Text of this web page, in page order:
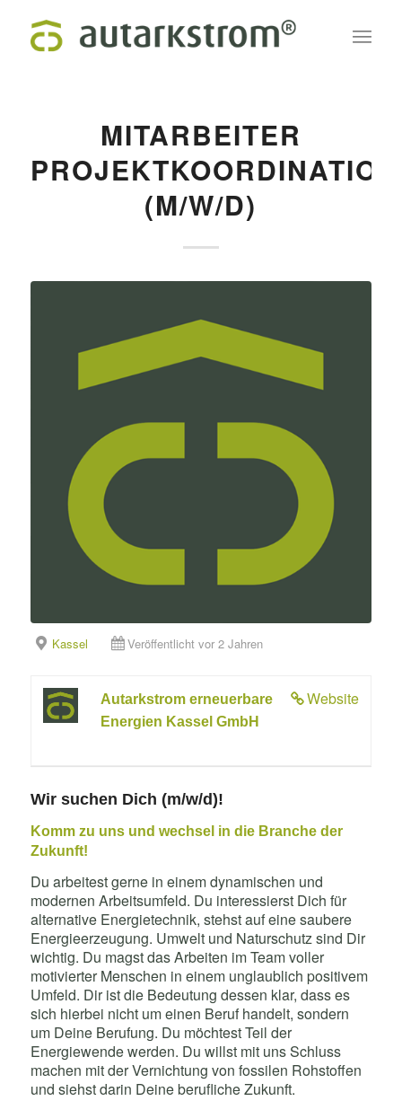
MITARBEITER
PROJEKTKOORDINATION
(M/W/D)
Kassel Veröffentlicht vor 2 Jahren
Website
Autarkstrom erneuerbare
Energien Kassel GmbH
Wir suchen Dich (m/w/d)!
Komm zu uns und wechsel in die Branche der
Zukunft!
Du arbeitest gerne in einem dynamischen und
modernen Arbeitsumfeld. Du interessierst Dich für
alternative Energietechnik, stehst auf eine saubere
Energieerzeugung. Umwelt und Naturschutz sind Dir
wichtig. Du magst das Arbeiten im Team voller
motivierter Menschen in einem unglaublich positivem
Umfeld. Dir ist die Bedeutung dessen klar, dass es
sich hierbei nicht um einen Beruf handelt, sondern
um Deine Berufung. Du möchtest Teil der
Energiewende werden. Du willst mit uns Schluss
machen mit der Vernichtung von fossilen Rohstoffen
und siehst darin Deine berufliche Zukunft.